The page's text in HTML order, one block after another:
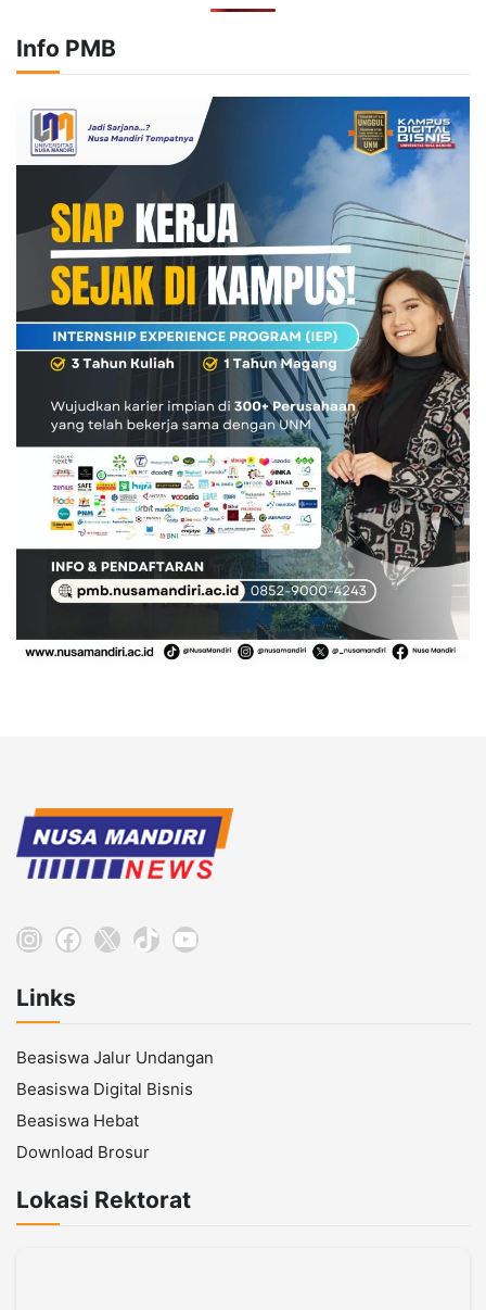
Info PMB
Instagram
Facebook
X TikTokYouTube
Links
Beasiswa Jalur Undangan
Beasiswa Digital Bisnis
Beasiswa Hebat
Download Brosur
Lokasi Rektorat